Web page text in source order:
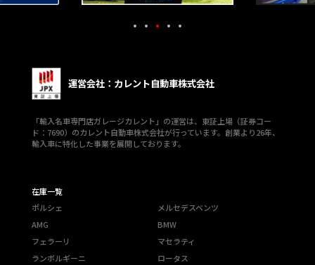
運営会社：カレント自動車株式会社
「輸入名車専門店ガレージカレント」の運営は、東証上場（証券コー
ド：7690）のカレント自動車株式会社が行っています。創業より26年、
輸入車に特化した事業を展開しております。
在庫一覧
ポルシェ
メルセデスベンツ
AMG
BMW
フェラーリ
マセラティ
ランボルギーニ
ロータス